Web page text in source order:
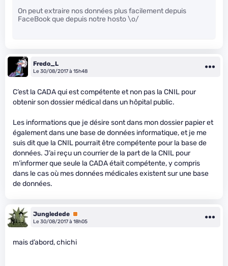
On peut extraire nos données plus facilement depuis
FaceBook que depuis notre hosto \o/
Fredo_L
Le 30/08/2017 à 15h48
C’est la CADA qui est compétente et non pas la CNIL pour
obtenir son dossier médical dans un hôpital public.
Les informations que je désire sont dans mon dossier papier et
également dans une base de données informatique, et je me
suis dit que la CNIL pourrait être compétente pour la base de
données. J’ai reçu un courrier de la part de la CNIL pour
m’informer que seule la CADA était compétente, y compris
dans le cas où mes données médicales existent sur une base
de données.
Jungledede Premium
Le 30/08/2017 à 18h05
mais d’abord, chichi